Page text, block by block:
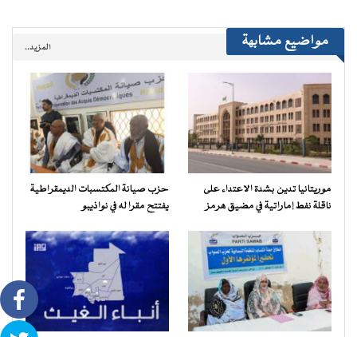
مواضيع مشابهة المزيد..
موريتانيا تدين بشدة الاعتداء على
ناقلة نفط إماراتية في مضيق هرمز
حزب صيانة المكتسبات الديمقراطية
يفتتح مقرا له في نواذيبو